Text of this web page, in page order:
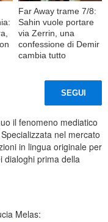
Far Away trame 7/8:
Sahin vuole portare
via Zerrin, una
confessione di Demir
cambia tutto
SEGUI
il fenomeno mediatico
nel mercato
in lingua originale per
dialoghi prima della
Melas: